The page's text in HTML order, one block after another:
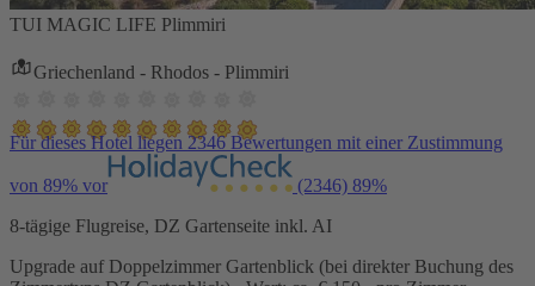
TUI MAGIC LIFE Plimmiri
Griechenland - Rhodos - Plimmiri
Für dieses Hotel liegen 2346 Bewertungen mit einer Zustimmung
von 89% vor (2346) 89%
8-tägige Flugreise, DZ Gartenseite inkl. AI
Upgrade auf Doppelzimmer Gartenblick (bei direkter Buchung des